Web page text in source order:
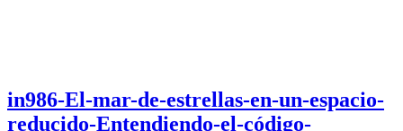
in986-El-mar-de-estrellas-en-un-espacio-
reducido-Entendiendo-el-código-